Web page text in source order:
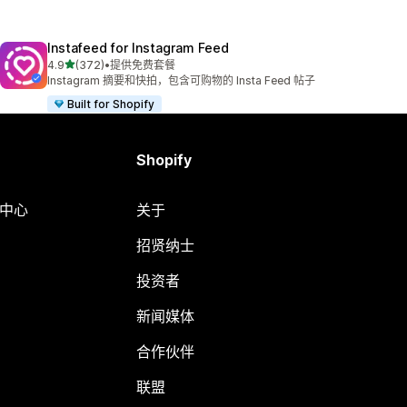
Instafeed for Instagram Feed
4.9星（满分 5 星）
(372)
总共 372 条评论
•提供免费套餐
Instagram 摘要和快拍，包含可购物的 Insta Feed 帖子
Built for Shopify
心
Shopify
关于
招贤纳士
投资者
新闻媒体
合作伙伴
联盟